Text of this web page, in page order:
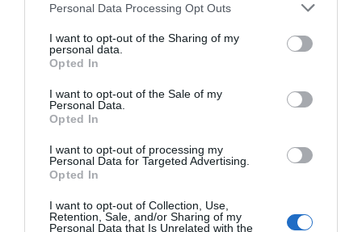
Personal Data Processing Opt Outs
I want to opt-out of the Sharing of my
personal data.
Opted In
I want to opt-out of the Sale of my
Personal Data.
Opted In
I want to opt-out of processing my
Personal Data for Targeted Advertising.
Opted In
I want to opt-out of Collection, Use,
Retention, Sale, and/or Sharing of my
Personal Data that Is Unrelated with the